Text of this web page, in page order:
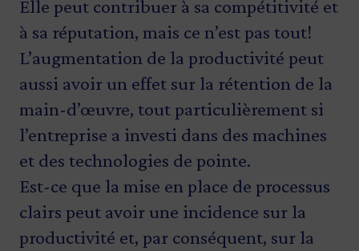
Elle peut contribuer à sa compétitivité et
à sa réputation, mais ce n’est pas tout!
L’augmentation de la productivité peut
aussi avoir un effet sur la rétention de la
main-d’œuvre, tout particulièrement si
l’entreprise a investi dans des machines
et des technologies de pointe.
Est-ce que la mise en place de processus
clairs peut avoir une incidence sur la
productivité et, par conséquent, sur la